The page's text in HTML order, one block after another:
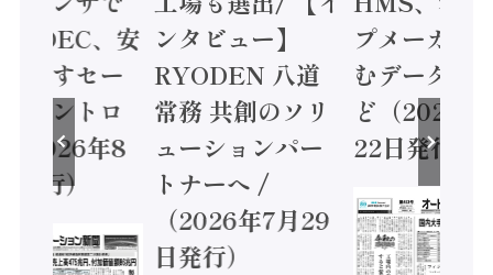
/ IDEC、安
かすセー
コントロ
2026年8
発行）
ンタビュー】
RYODEN 八道
常務 共創のソリ
ューションパー
トナーへ /
（2026年7月29
日発行）
プメーカー
むデータ活
ど（2026年
22日発行）